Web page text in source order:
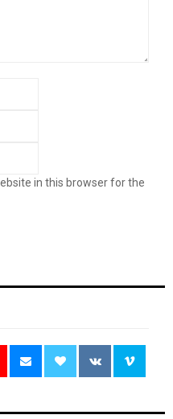
in this browser for the